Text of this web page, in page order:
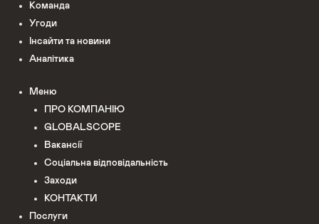
Команда
Угоди
Інсайти та новини
Аналітика
Меню
ПРО КОМПАНІЮ
GLOBALSCOPE
Вакансії
Соціальна відповідальність
Заходи
КОНТАКТИ
Послуги